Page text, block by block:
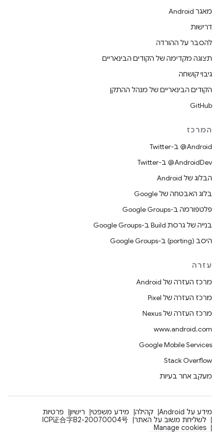
מאגר Android
דרישות
להסבר על ההורדה
תצוגה מקדימה של הקודים הבינאריים
גיבוי קושחה
הקודים הבינאריים של מנהל ההתקן
GitHub
המרכז
‎@Android ב-Twitter
‎@AndroidDev ב-Twitter
הבלוג של Android
בלוג האבטחה של Google
פלטפורמה ב-Google Groups
בנייה של גרסת Build ב-Google Groups
היסב (porting) ב-Google Groups
עזרה
מרכז העזרה של Android
מרכז העזרה של Pixel
מרכז העזרה של Nexus
www.android.com
Google Mobile Services
Stack Overflow
מעקב אחר בעיות
מידע על Android קהילה מידע משפטי רישיון
פרטיות
לשליחת משוב על האתר
ICP证合字B2-20070004号
Manage cookies